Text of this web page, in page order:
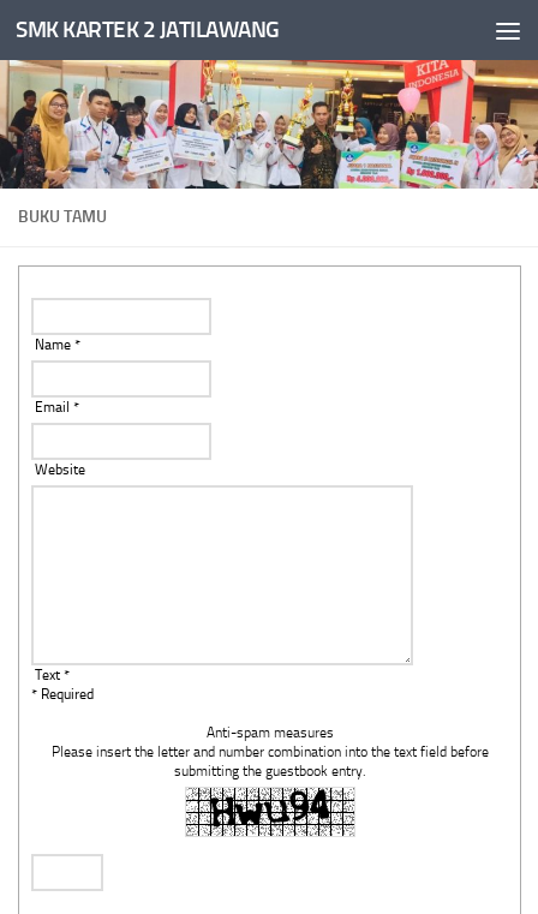
Skip to content
SMK KARTEK 2 JATILAWANG
BUKU TAMU
Name *
Email *
Website
Text *
* Required
Anti-spam measures
Please insert the letter and number combination into the text field before
submitting the guestbook entry.